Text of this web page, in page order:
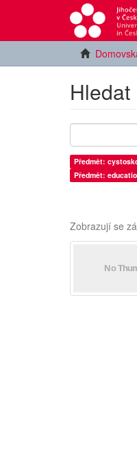
Hledat
Předmět:
Předmět:
Zobrazují se